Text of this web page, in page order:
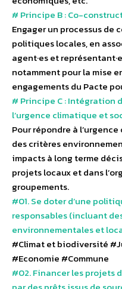
# Principe B : Co-
Engager un processus
politiques locales, en
agent·es et
notamment pour la mise
engagements du Pacte
# Principe C : Intégration
l’urgence climatique et
Pour répondre à
des critères
impacts à long terme
projets locaux et dans
groupements.
#01. Se doter d’une
responsables (incluant
environnementales et
#Climat et biodiversité
#Economie #Commune
#02. Financer les projets